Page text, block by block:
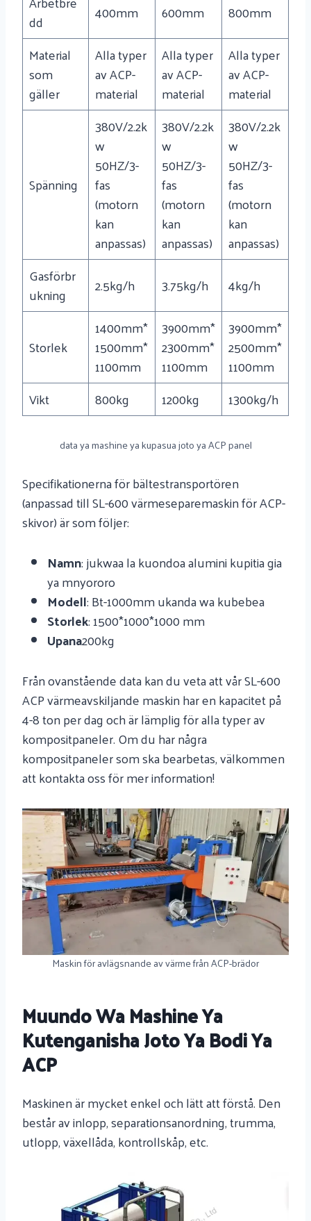
dd
400mm 600mm
800mm
Material
som
gäller
Alla typer
av ACP-
material
Alla typer
av ACP-
material
Alla typer
av ACP-
material
Spänning
380V/2.2k
w
50HZ/3-
fas
(motorn
kan
anpassas)
380V/2.2k
w
50HZ/3-
fas
(motorn
kan
anpassas)
380V/2.2k
w
50HZ/3-
fas
(motorn
kan
anpassas)
Gasförbr
ukning
2.5kg/h 3.75kg/h 4kg/h
Storlek
1400mm*
1500mm*
1100mm
3900mm*
2300mm*
1100mm
3900mm*
2500mm*
1100mm
Vikt
800kg 1200kg 1300kg/h
data ya mashine ya kupasua joto ya ACP panel
Specifikationerna för bältestransportören
(anpassad till SL-600 värmeseparemaskin för ACP-
skivor) är som följer:
Namn: jukwaa la kuondoa alumini kupitia gia
ya mnyororo
Modell: Bt-1000mm ukanda wa kubebea
Storlek: 1500*1000*1000 mm
Upana200kg
Från ovanstående data kan du veta att vår SL-600
ACP värmeavskiljande maskin har en kapacitet på
4-8 ton per dag och är lämplig för alla typer av
kompositpaneler. Om du har några
kompositpaneler som ska bearbetas, välkommen
att kontakta oss för mer information!
Maskin för avlägsnande av värme från ACP-brädor
Muundo Wa Mashine Ya
Kutenganisha Joto Ya Bodi Ya
ACP
Maskinen är mycket enkel och lätt att förstå. Den
består av inlopp, separationsanordning, trumma,
utlopp, växellåda, kontrollskåp, etc.